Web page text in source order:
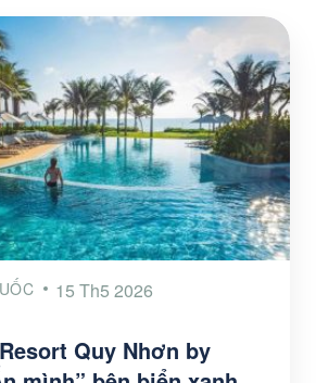
15 Th5 2026
Quy Nhơn by